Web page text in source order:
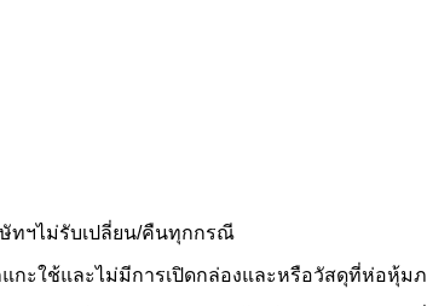
ษัทฯไม่รับเปลี่ยน/คืนทุกกรณี
กะใช้และไม่มีการเปิดกล่องและหรือวัสดุที่ห่อหุ้